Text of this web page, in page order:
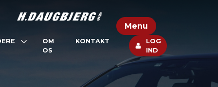
Menu
OM
OS
KONTAKT
LOG
IND